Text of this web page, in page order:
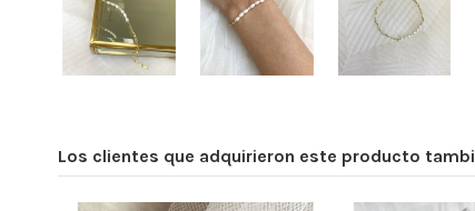
Los clientes que adquirieron este producto